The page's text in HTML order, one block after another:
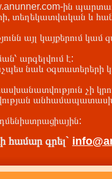
ին
տեղեկատվական և
այլ կայքերում կամ
արգելվում է:
նաև օգտատերերի
չի
համար գրել`